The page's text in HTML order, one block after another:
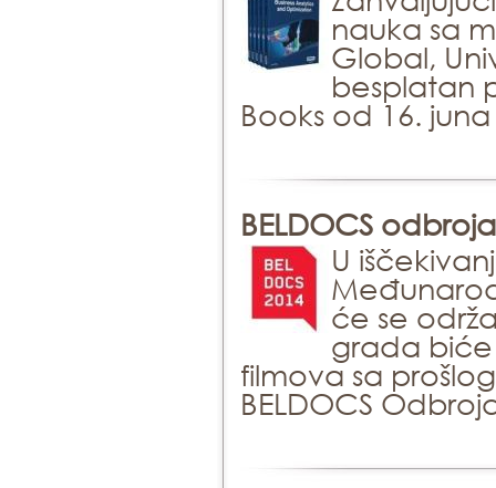
nauka sa
Global,
besplatan
Books od 16.
BELDOCS
U
će se
grada biće
filmova sa
BELDOCS